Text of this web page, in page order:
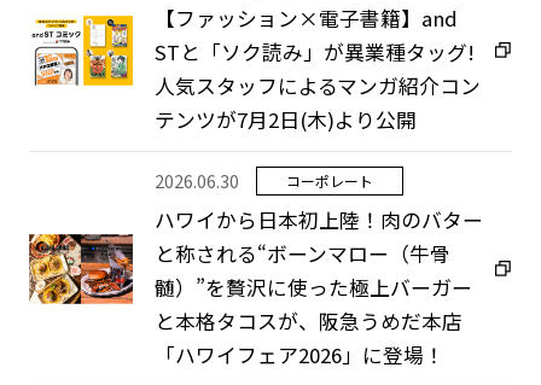
【ファッション×電子書籍】and
STと「ソク読み」が異業種タッグ!
人気スタッフによるマンガ紹介コン
テンツが7月2日(木)より公開
ハワイから日本初上陸！肉のバター
と称される“ボーンマロー（牛骨
髄）”を贅沢に使った極上バーガー
と本格タコスが、阪急うめだ本店
「ハワイフェア2026」に登場！
2026.06.30 コーポレート